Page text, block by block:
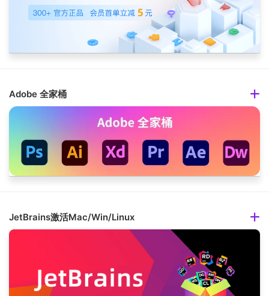
Adobe 全家桶
JetBrains激活Mac/Win/Linux